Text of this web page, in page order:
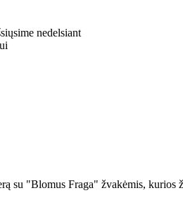
nedelsiant
su "Blomus Fraga" žvakėmis, kurios